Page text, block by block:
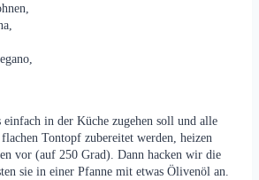
einfach in der Küche zugehen soll und alle
Tontopf zubereitet werden, heizen
vor (auf 250 Grad). Dann hacken wir die
sie in einer Pfanne mit etwas Ölivenöl an.